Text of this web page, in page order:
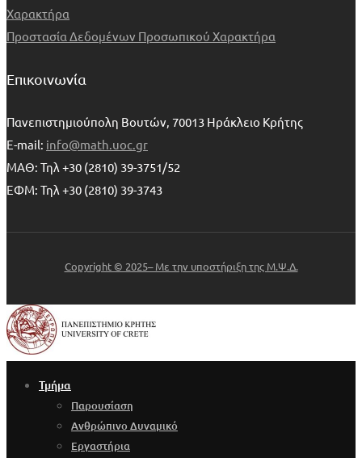
Χαρακτήρα
Προστασία Δεδομένων Προσωπικού Χαρακτήρα
Επικοινωνία
Πανεπιστημιούπολη Βουτών, 70013 Ηράκλειο Κρήτης
E-mail: info@math.uoc.gr
ΜΑΘ: Τηλ +30 (2810) 39-3751/52
ΕΦΜ: Τηλ +30 (2810) 39-3743
Copyright © 2025– Με την υποστήριξη της Μ.Ψ.Δ.
Τμήμα
Παρουσίαση
Ανθρώπινο Δυναμικό
Εργαστήρια